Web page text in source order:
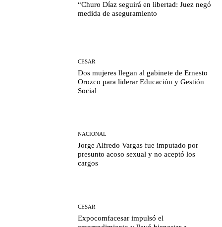
“Churo Díaz seguirá en libertad: Juez negó
medida de aseguramiento
CESAR
Dos mujeres llegan al gabinete de Ernesto
Orozco para liderar Educación y Gestión
Social
NACIONAL
Jorge Alfredo Vargas fue imputado por
presunto acoso sexual y no aceptó los
cargos
CESAR
Expocomfacesar impulsó el